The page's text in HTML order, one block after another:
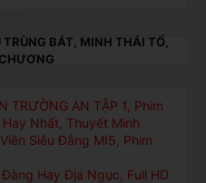
BÁT, MINH THÁI TỔ,
TRƯỜNG AN TẬP 1, Phim
Nhất, Thuyết Minh
Siêu Đẳng MI5, Phim
Hay Địa Ngục, Full HD